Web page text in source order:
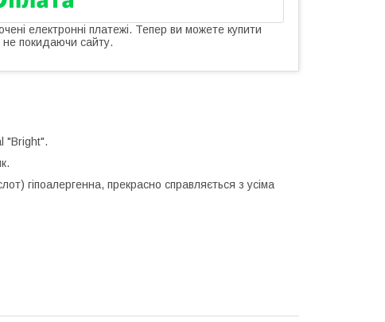
електронні платежі. Тепер ви можете купити
покидаючи сайту.
"Bright".
гіпоалергенна, прекрасно справляється з усіма